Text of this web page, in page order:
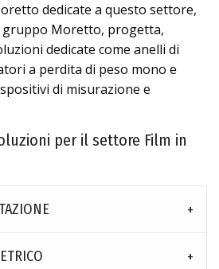
dedicate a questo settore,
gruppo Moretto, progetta,
dedicate come anelli di
a perdita di peso mono e
di misurazione e
per il settore Film in